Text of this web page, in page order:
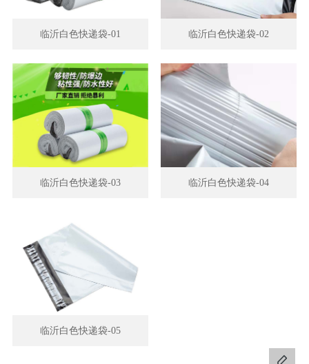
临沂白色快递袋-01 临沂白色快递袋-02
临沂白色快递袋-03 临沂白色快递袋-04
临沂白色快递袋-05